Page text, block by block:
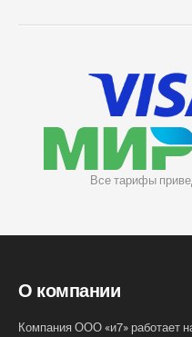
Все тарифы
О компании
Компания ООО «и7» работает